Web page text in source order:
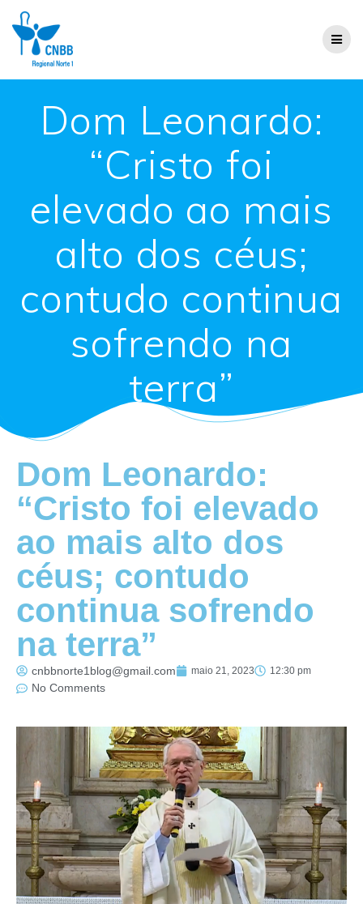
Dom Leonardo:
“Cristo foi
elevado ao mais
alto dos céus;
contudo continua
sofrendo na
terra”
Dom Leonardo:
“Cristo foi elevado
ao mais alto dos
céus; contudo
continua sofrendo
na terra”
cnbbnorte1blog@gmail.com maio 21, 2023 12:30 pm
No Comments